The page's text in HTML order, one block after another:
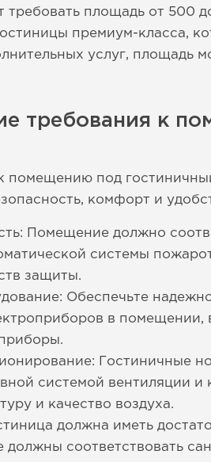
требовать площадь от 500
премиум-класса,
услуг, площадь
требования к
помещению под
комфорт и
Помещение должно
системы
защиты.
Обеспечьте
в
Гостиничные
системой вентиляции и
и качество воздуха.
должна иметь
должны соответствовать